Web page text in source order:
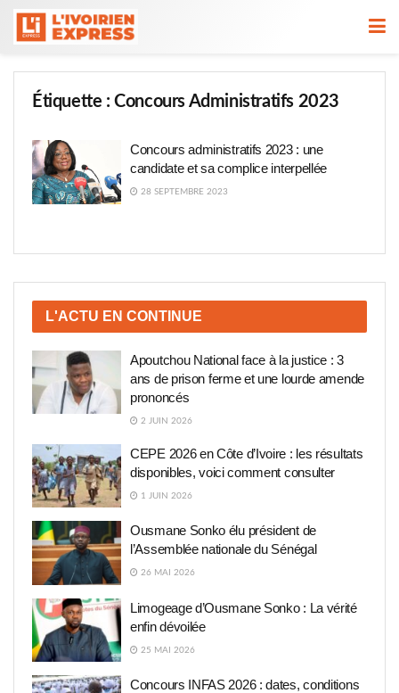
Étiquette :Concours Administratifs 2023
Concours administratifs 2023 : une
candidate et sa complice interpellée
28 SEPTEMBRE 2023
L'ACTU EN CONTINUE
Apoutchou National face à la justice : 3
ans de prison ferme et une lourde amende
prononcés
2 JUIN 2026
CEPE 2026 en Côte d’Ivoire : les résultats
disponibles, voici comment consulter
1 JUIN 2026
Ousmane Sonko élu président de
l’Assemblée nationale du Sénégal
26 MAI 2026
Limogeage d’Ousmane Sonko : La vérité
enfin dévoilée
25 MAI 2026
Concours INFAS 2026 : dates, conditions